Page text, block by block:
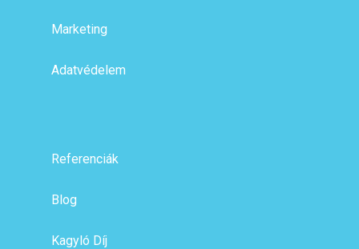
Marketing
Adatvédelem
Referenciák
Blog
Kagyló Díj